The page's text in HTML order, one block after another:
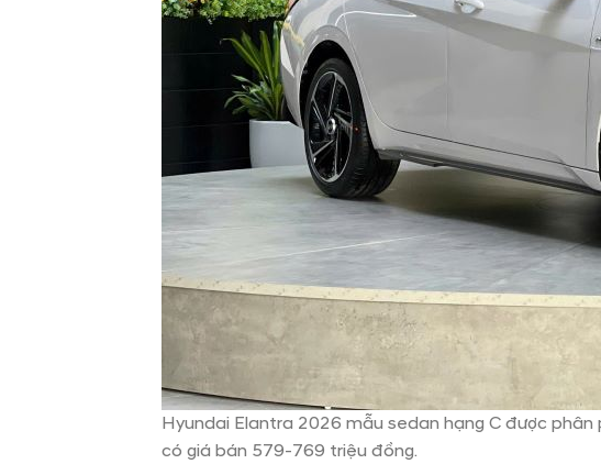
Hyundai Elantra 2026 mẫu sedan hạng C được phân
có giá bán 579-769 triệu đồng.